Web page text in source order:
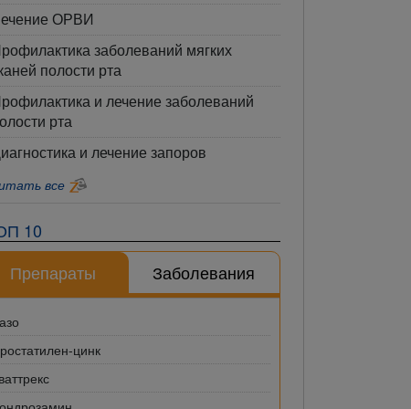
ОРВИ
заболеваний мягких
полости рта
и лечение заболеваний
рта
и лечение запоров
все
10
Препараты
Заболевания
цинк